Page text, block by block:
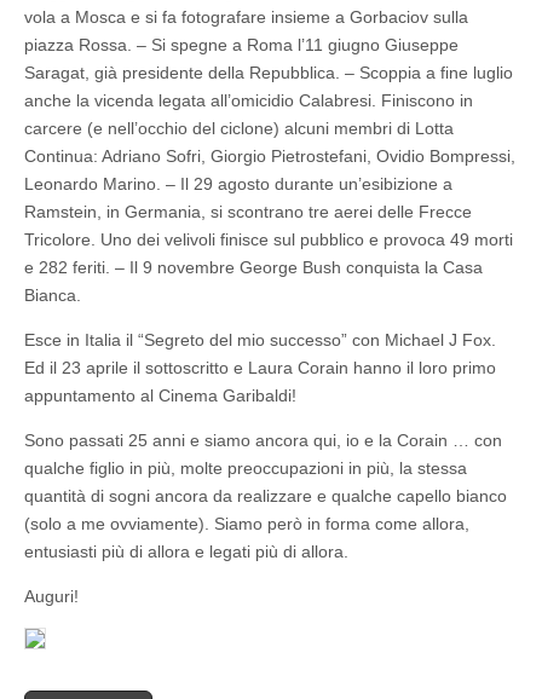
vola a Mosca e si fa fotografare insieme a Gorbaciov sulla
piazza Rossa. – Si spegne a Roma l’11 giugno Giuseppe
Saragat, già presidente della Repubblica. – Scoppia a fine luglio
anche la vicenda legata all’omicidio Calabresi. Finiscono in
carcere (e nell’occhio del ciclone) alcuni membri di Lotta
Continua: Adriano Sofri, Giorgio Pietrostefani, Ovidio Bompressi,
Leonardo Marino. – Il 29 agosto durante un’esibizione a
Ramstein, in Germania, si scontrano tre aerei delle Frecce
Tricolore. Uno dei velivoli finisce sul pubblico e provoca 49 morti
e 282 feriti. – Il 9 novembre George Bush conquista la Casa
Bianca.
Esce in Italia il “Segreto del mio successo” con Michael J Fox.
Ed il 23 aprile il sottoscritto e Laura Corain hanno il loro primo
appuntamento al Cinema Garibaldi!
Sono passati 25 anni e siamo ancora qui, io e la Corain … con
qualche figlio in più, molte preoccupazioni in più, la stessa
quantità di sogni ancora da realizzare e qualche capello bianco
(solo a me ovviamente). Siamo però in forma come allora,
entusiasti più di allora e legati più di allora.
Auguri!